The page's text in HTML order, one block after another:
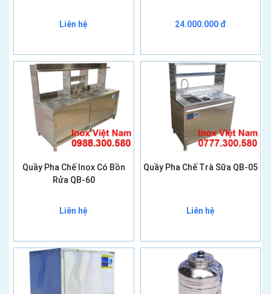
Liên hệ 24.000.000 đ
Quầy Pha Chế Inox Có Bồn
Rửa QB-60
Liên hệ
Quầy Pha Chế Trà Sữa QB-05
Liên hệ